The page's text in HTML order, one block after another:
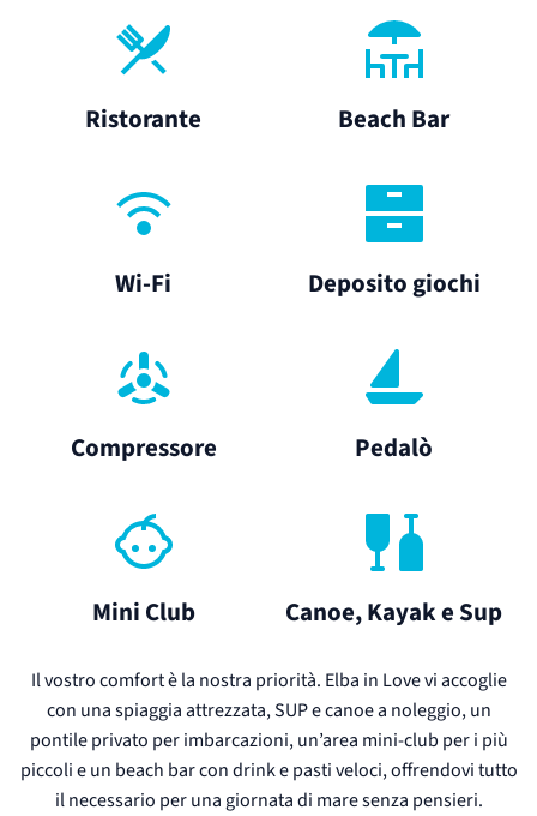
Beach Bar
Ristorante
Wi-Fi Deposito giochi
Compressore Pedalò
Mini Club Canoe, Kayak e Sup
Il vostro comfort è la nostra priorità. Elba in Love vi accoglie
con una spiaggia attrezzata, SUP e canoe a noleggio, un
pontile privato per imbarcazioni, un’area mini-club per i più
piccoli e un beach bar con drink e pasti veloci, offrendovi tutto
il necessario per una giornata di mare senza pensieri.